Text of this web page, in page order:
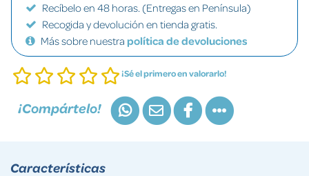
Recíbelo en 48 horas. (Entregas en Península)
Recogida y devolución en tienda gratis.
Más sobre nuestra política de devoluciones
¡Sé el primero en valorarlo!
¡Compártelo!
Características